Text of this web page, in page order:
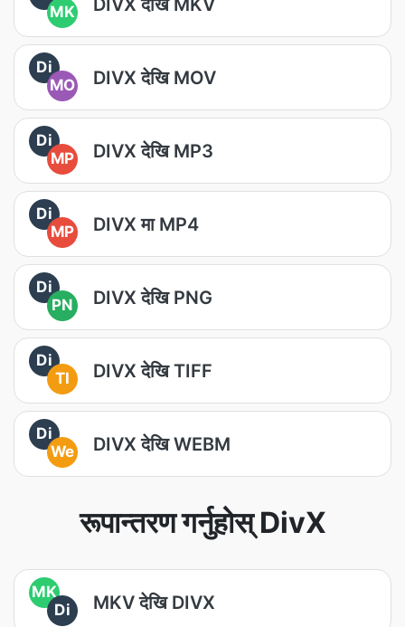
MK
Di
MO
DIVX देखि MOV
Di
MP
DIVX देखि MP3
Di
MP
DIVX मा MP4
Di
PN
DIVX देखि PNG
Di
TI
DIVX देखि TIFF
Di
We
DIVX देखि WEBM
रूपान्तरण गर्नुहोस् DivX
MK
Di
MKV देखि DIVX